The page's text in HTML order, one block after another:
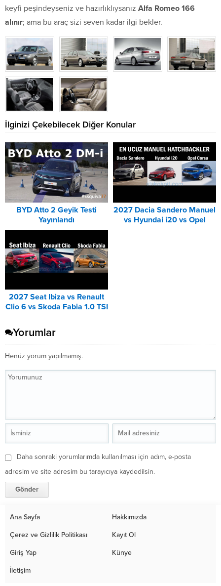
keyfi peşindeyseniz ve hazırlıklıysanız Alfa Romeo 166
alınır; ama bu araç sizi seven kadar ilgi bekler.
İlginizi Çekebilecek Diğer Konular
BYD Atto 2 Geyik Testi
Yayınlandı
2027 Dacia Sandero Manuel
vs Hyundai i20 vs Opel
2027 Seat Ibiza vs Renault
Clio 6 vs Skoda Fabia 1.0 TSI
Yorumlar
Henüz yorum yapılmamış.
Daha sonraki yorumlarımda kullanılması için adım, e-posta
adresim ve site adresim bu tarayıcıya kaydedilsin.
Ana Sayfa Hakkımızda
Çerez ve Gizlilik Politikası Kayıt Ol
Giriş Yap Künye
İletişim